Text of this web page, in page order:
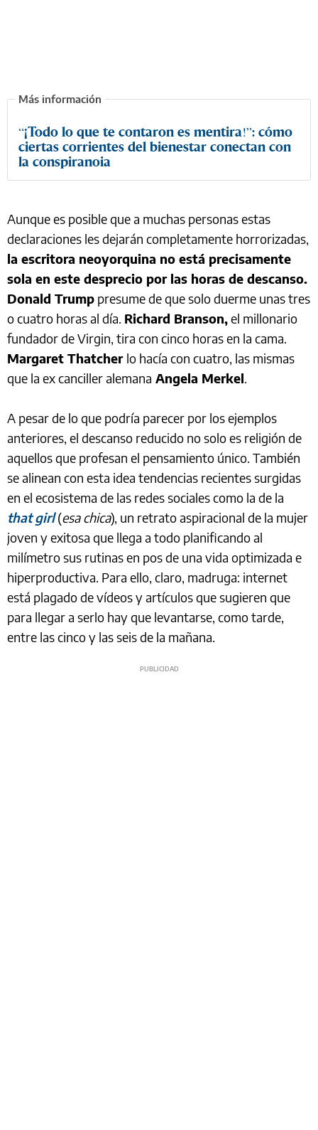
“¡Todo lo que te contaron es mentira!”: cómo
ciertas corrientes del bienestar conectan con
la conspiranoia
Aunque es posible que a muchas personas estas
declaraciones les dejarán completamente horrorizadas,
la escritora neoyorquina no está precisamente
sola en este desprecio por las horas de descanso.
Donald Trump presume de que solo duerme unas tres
o cuatro horas al día. Richard Branson,el millonario
fundador de Virgin, tira con cinco horas en la cama.
Margaret Thatcher lo hacía con cuatro, las mismas
que la ex canciller alemana Angela Merkel.
A pesar de lo que podría parecer por los ejemplos
anteriores, el descanso reducido no solo es religión de
aquellos que profesan el pensamiento único. También
se alinean con esta idea tendencias recientes surgidas
en el ecosistema de las redes sociales como la de la
that girl (esa chica), un retrato aspiracional de la mujer
joven y exitosa que llega a todo planificando al
milímetro sus rutinas en pos de una vida optimizada e
hiperproductiva. Para ello, claro, madruga: internet
está plagado de vídeos y artículos que sugieren que
para llegar a serlo hay que levantarse, como tarde,
entre las cinco y las seis de la mañana.